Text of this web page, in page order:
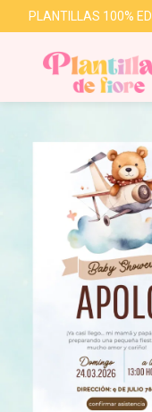
PLANTILLAS 100%